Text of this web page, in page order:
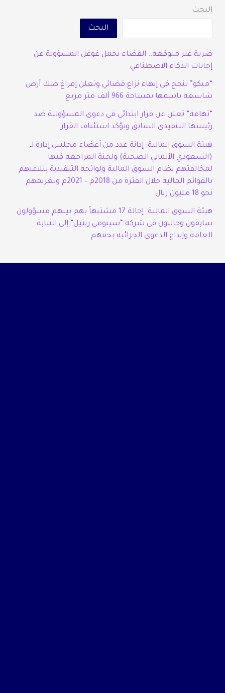
البحث
البحث
ضربة غير متوقعة.. القضاء يحمل غوغل المسؤولة عن
إجابات الذكاء الاصطناعي
“مبكو” تنجح في إنهاء نزاع قضائي وتعلن إفراغ صك أرض
شاسعة باسمها بمساحة 966 ألف متر مربع
“تهامة” تعلن عن قرار ابتدائي في دعوى المسؤولية ضد
رئيسها التنفيذي السابق وتؤكد استئناف القرار
هيئة السوق المالية: إدانة عدد من أعضاء مجلس إدارة لـ
(السعودي الألماني الصحية) ولجنة المراجعة فيها
لمخالفتهم نظام السوق المالية ولوائحه التنفيذية بتلاعبهم
بالقوائم المالية خلال الفترة من 2018م – 2021م وتغريمهم
نحو 18 مليون ريال
هيئة السوق المالية: إحالة 17 مشتبهاً بهم بينهم مسؤولون
سابقون وحاليون في شركة “سينومي ريتيل” إلى النيابة
العامة وإيداع الدعوى الجزائية بحقهم